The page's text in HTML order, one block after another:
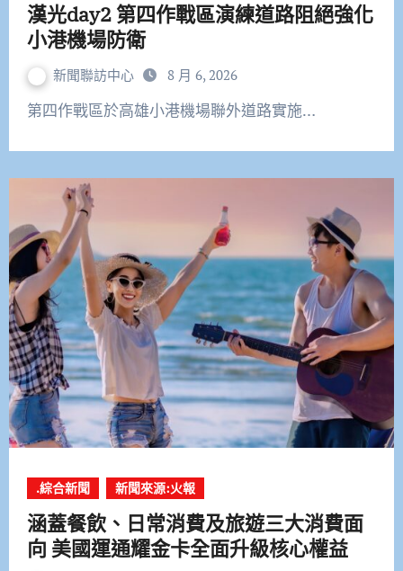
漢光day2 第四作戰區演練道路阻絕強化
小港機場防衛
新聞聯訪中心 8 月 6, 2026
第四作戰區於高雄小港機場聯外道路實施…
.綜合新聞 新聞來源:火報
涵蓋餐飲、日常消費及旅遊三大消費面
向 美國運通耀金卡全面升級核心權益